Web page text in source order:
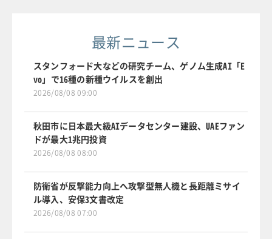
最新ニュース
スタンフォード大などの研究チーム、ゲノム生成AI「E
vo」で16種の新種ウイルスを創出
2026/08/08 09:00
秋田市に日本最大級AIデータセンター建設、UAEファン
ドが最大1兆円投資
2026/08/08 08:00
防衛省が反撃能力向上へ攻撃型無人機と長距離ミサイ
ル導入、安保3文書改定
2026/08/08 07:00